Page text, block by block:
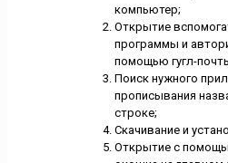
компьютер;
Открытие
программы и
помощью гугл-
Поиск нужного
прописывания
строке;
Скачивание и
Открытие с